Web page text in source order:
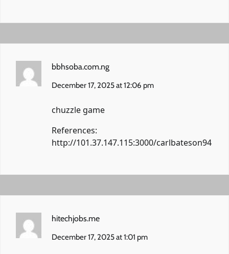
bbhsoba.com.ng
December 17, 2025 at 12:06 pm
chuzzle game
References:
http://101.37.147.115:3000/carlbateson94
hitechjobs.me
December 17, 2025 at 1:01 pm